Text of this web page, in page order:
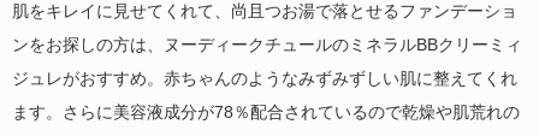
肌をキレイに見せてくれて、尚且つお湯で落とせるファンデーショ
ンをお探しの方は、ヌーディークチュールのミネラルBBクリーミィ
ジュレがおすすめ。赤ちゃんのようなみずみずしい肌に整えてくれ
ます。さらに美容液成分が78％配合されているので乾燥や肌荒れの